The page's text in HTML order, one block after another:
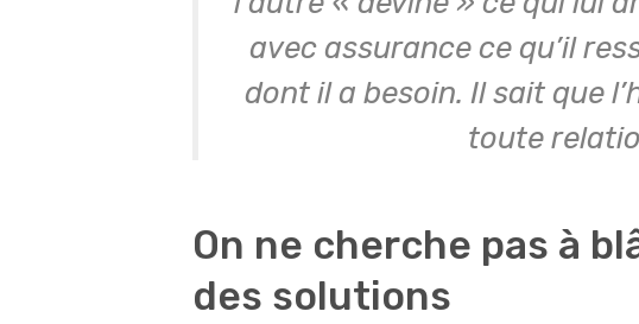
avec assurance ce qu’il
dont il a besoin. Il sait que
toute
On ne cherche pas à
des solutions